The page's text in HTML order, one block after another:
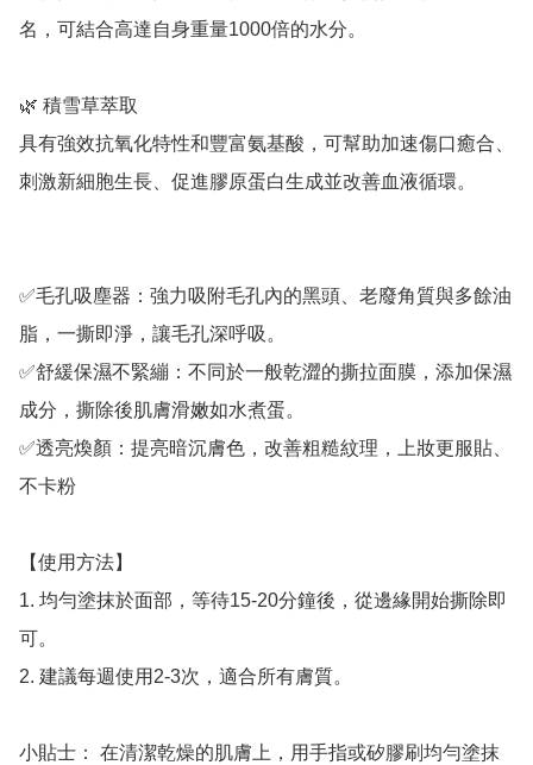
名，可結合高達自身重量1000倍的水分。
🌿 積雪草萃取
具有強效抗氧化特性和豐富氨基酸，可幫助加速傷口癒合、
刺激新細胞生長、促進膠原蛋白生成並改善血液循環。
✅毛孔吸塵器：強力吸附毛孔內的黑頭、老廢角質與多餘油
脂，一撕即淨，讓毛孔深呼吸。
✅舒緩保濕不緊繃：不同於一般乾澀的撕拉面膜，添加保濕
成分，撕除後肌膚滑嫩如水煮蛋。
✅透亮煥顏：提亮暗沉膚色，改善粗糙紋理，上妝更服貼、
不卡粉
【使用方法】
1. 均勻塗抹於面部，等待15-20分鐘後，從邊緣開始撕除即
可。
2. 建議每週使用2-3次，適合所有膚質。
小貼士： 在清潔乾燥的肌膚上，用手指或矽膠刷均勻塗抹